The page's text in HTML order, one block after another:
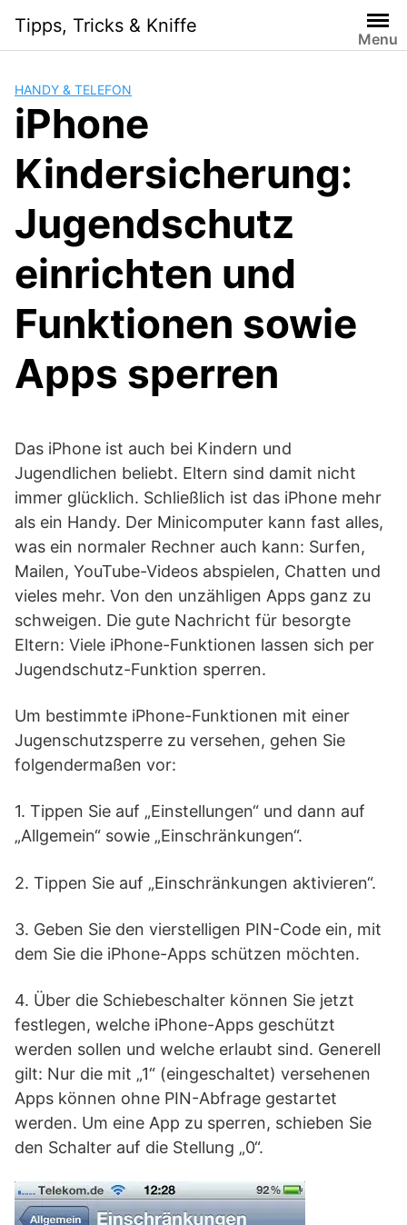
content
Tipps, Tricks & Kniffe
Menu
HANDY & TELEFON
iPhone
Kindersicherung:
Jugendschutz
einrichten und
Funktionen sowie
Apps sperren
Das iPhone ist auch bei Kindern und
Jugendlichen beliebt. Eltern sind damit nicht
immer glücklich. Schließlich ist das iPhone mehr
als ein Handy. Der Minicomputer kann fast alles,
was ein normaler Rechner auch kann: Surfen,
Mailen, YouTube-Videos abspielen, Chatten und
vieles mehr. Von den unzähligen Apps ganz zu
schweigen. Die gute Nachricht für besorgte
Eltern: Viele iPhone-Funktionen lassen sich per
Jugendschutz-Funktion sperren.
Um bestimmte iPhone-Funktionen mit einer
Jugenschutzsperre zu versehen, gehen Sie
folgendermaßen vor:
1. Tippen Sie auf „Einstellungen“ und dann auf
„Allgemein“ sowie „Einschränkungen“.
2. Tippen Sie auf „Einschränkungen aktivieren“.
3. Geben Sie den vierstelligen PIN-Code ein, mit
dem Sie die iPhone-Apps schützen möchten.
4. Über die Schiebeschalter können Sie jetzt
festlegen, welche iPhone-Apps geschützt
werden sollen und welche erlaubt sind. Generell
gilt: Nur die mit „1“ (eingeschaltet) versehenen
Apps können ohne PIN-Abfrage gestartet
werden. Um eine App zu sperren, schieben Sie
den Schalter auf die Stellung „0“.